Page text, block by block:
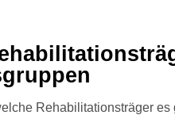
Rehabilitationsträger